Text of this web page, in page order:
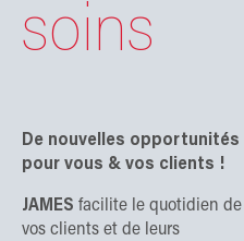
soins
De nouvelles opportunités
pour vous & vos clients !
JAMES facilite le quotidien de
vos clients et de leurs